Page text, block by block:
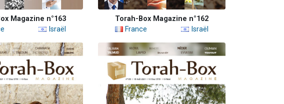
Magazine n°163
Israël
Torah-Box Magazine n°162
France
Israël